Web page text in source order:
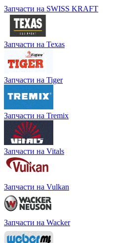
Запчасти на SWISS KRAFT
Запчасти на Texas
Запчасти на Tiger
Запчасти на Tremix
Запчасти на Vitals
Запчасти на Vulkan
Запчасти на Wacker